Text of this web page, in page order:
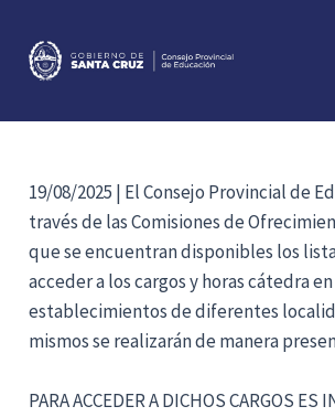
contenido
19/08/2025 | El Consejo Provincial de
través de las Comisiones de
que se encuentran disponibles los
acceder a los cargos y horas cátedra en
establecimientos de diferentes
mismos se realizarán de manera
PARA ACCEDER A DICHOS CARGOS ES